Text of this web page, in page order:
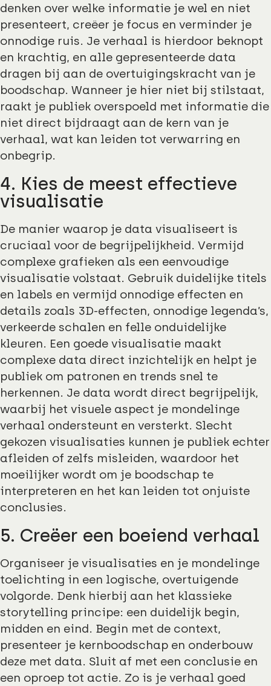
denken over welke informatie je wel en niet
presenteert, creëer je focus en verminder je
onnodige ruis. Je verhaal is hierdoor beknopt
en krachtig, en alle gepresenteerde data
dragen bij aan de overtuigingskracht van je
boodschap. Wanneer je hier niet bij stilstaat,
raakt je publiek overspoeld met informatie die
niet direct bijdraagt aan de kern van je
verhaal, wat kan leiden tot verwarring en
onbegrip.
4. Kies de meest effectieve
visualisatie
De manier waarop je data visualiseert is
cruciaal voor de begrijpelijkheid. Vermijd
complexe grafieken als een eenvoudige
visualisatie volstaat. Gebruik duidelijke titels
en labels en vermijd onnodige effecten en
details zoals 3D-effecten, onnodige legenda’s,
verkeerde schalen en felle onduidelijke
kleuren. Een goede visualisatie maakt
complexe data direct inzichtelijk en helpt je
publiek om patronen en trends snel te
herkennen. Je data wordt direct begrijpelijk,
waarbij het visuele aspect je mondelinge
verhaal ondersteunt en versterkt. Slecht
gekozen visualisaties kunnen je publiek echter
afleiden of zelfs misleiden, waardoor het
moeilijker wordt om je boodschap te
interpreteren en het kan leiden tot onjuiste
conclusies.
5. Creëer een boeiend verhaal
Organiseer je visualisaties en je mondelinge
toelichting in een logische, overtuigende
volgorde. Denk hierbij aan het klassieke
storytelling principe: een duidelijk begin,
midden en eind. Begin met de context,
presenteer je kernboodschap en onderbouw
deze met data. Sluit af met een conclusie en
een oproep tot actie. Zo is je verhaal goed